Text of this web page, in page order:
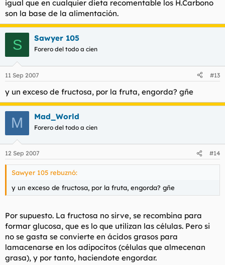
igual que en cualquier dieta recomentable los H.Carbono
son la base de la alimentación.
S Sawyer 105
Forero del todo a cien
11 Sep 2007 #13
y un exceso de fructosa, por la fruta, engorda? gñe
M Mad_World
Forero del todo a cien
12 Sep 2007 #14
Sawyer 105 rebuznó:
y un exceso de fructosa, por la fruta, engorda? gñe
Por supuesto. La fructosa no sirve, se recombina para
formar glucosa, que es lo que utilizan las células. Pero si
no se gasta se convierte en ácidos grasos para
lamacenarse en los adipocitos (células que almecenan
grasa), y por tanto, haciendote engordar.